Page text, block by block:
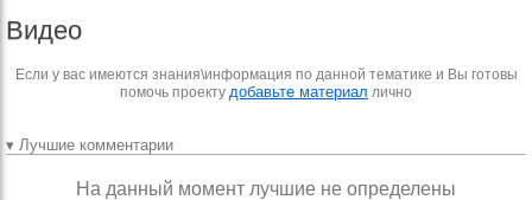
Видео
Если у вас имеются знания\информация по данной тематике и Вы готовы
помочь проекту добавьте материал лично
▾ Лучшие комментарии
На данный момент лучшие не определены